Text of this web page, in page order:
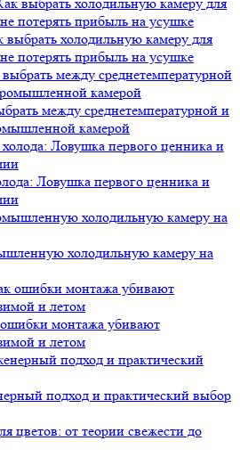
выбрать холодильную камеру для
потерять прибыль на усушке
между среднетемпературной и
камерой
Ловушка первого ценника и
холодильную камеру на
монтажа убивают
и летом
подход и практический выбор